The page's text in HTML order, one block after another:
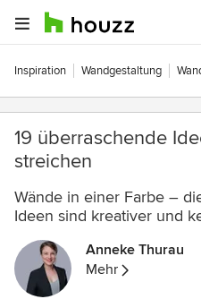
Inspiration Wandgestaltung
19 überraschende
streichen
Wände in einer Farbe –
Ideen sind kreativer und
Anneke Thurau
Mehr